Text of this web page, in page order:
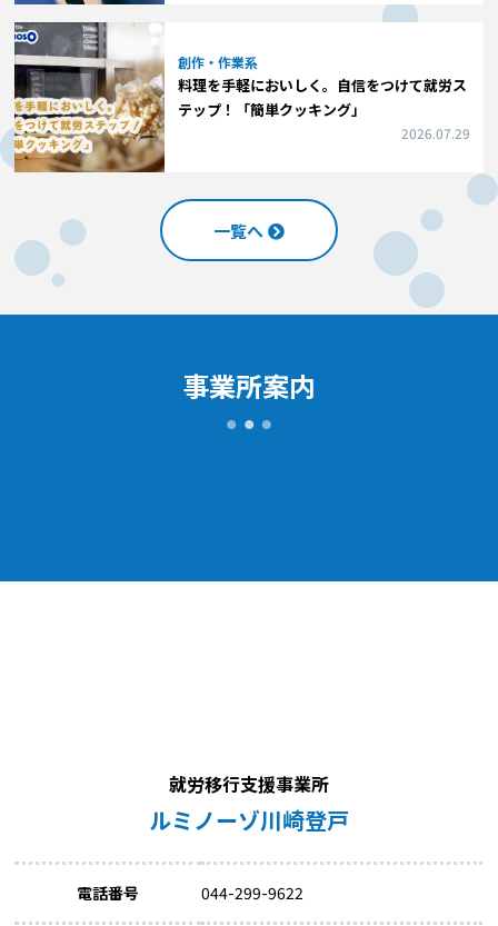
創作・作業系
料理を手軽においしく。自信をつけて就労ス
テップ！「簡単クッキング」
2026.07.29
一覧へ
事業所案内
就労移行支援事業所
ルミノーゾ川崎登戸
電話番号 044-299-9622